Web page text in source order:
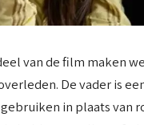
van de film maken
De vader is
in plaats van